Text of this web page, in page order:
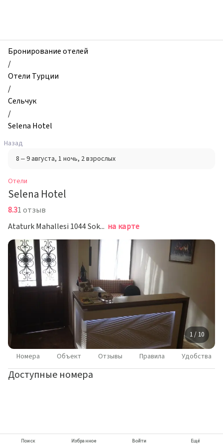
Selena
Hotel,
Сельчук,
Турция
Бронирование отелей
/
Отели Турции
/
Сельчук
/
Selena Hotel
Назад
8 – 9 августа, 1 ночь, 2 взрослых
Отели
Selena Hotel
8.31 отзыв
Ataturk Mahallesi 1044 Sokak No 7, Сельчук на карте
1 / 10
Номера Объект Отзывы Правила Удобства
Доступные номера
Поиск Избранное Войти Ещё